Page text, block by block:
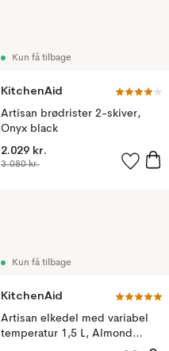
Kun få tilbage
KitchenAid
Artisan brødrister 2-skiver,
Onyx black
2.029 kr.
3.080 kr.
Kun få tilbage
KitchenAid
Artisan elkedel med variabel
temperatur 1,5 L, Almond